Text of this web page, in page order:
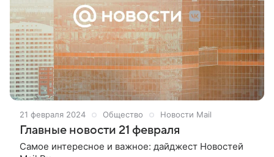
21 февраля 2024 Общество Новости Mail
Главные новости 21 февраля
Самое интересное и важное: дайджест Новостей